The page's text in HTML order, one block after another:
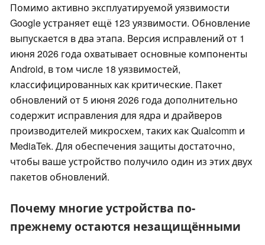
Помимо активно эксплуатируемой уязвимости
Google устраняет ещё 123 уязвимости. Обновление
выпускается в два этапа. Версия исправлений от 1
июня 2026 года охватывает основные компоненты
Android, в том числе 18 уязвимостей,
классифицированных как критические. Пакет
обновлений от 5 июня 2026 года дополнительно
содержит исправления для ядра и драйверов
производителей микросхем, таких как Qualcomm и
MediaTek. Для обеспечения защиты достаточно,
чтобы ваше устройство получило один из этих двух
пакетов обновлений.
Почему многие устройства по-
прежнему остаются незащищёнными